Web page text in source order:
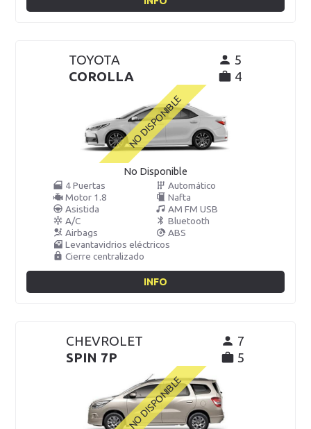
TOYOTA
COROLLA
5
4
No Disponible
4 Puertas
Automático
Motor 1.8
Nafta
Asistida
AM FM USB
A/C
Bluetooth
Airbags
ABS
Levantavidrios eléctricos
Cierre centralizado
INFO
CHEVROLET
SPIN 7P
7
5